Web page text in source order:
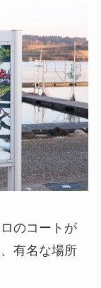
のコートが
有名な場所